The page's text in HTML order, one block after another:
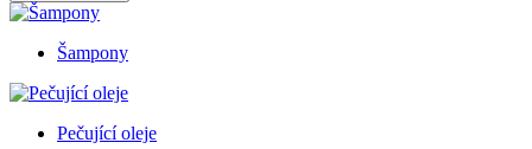
Šampony
Pečující oleje